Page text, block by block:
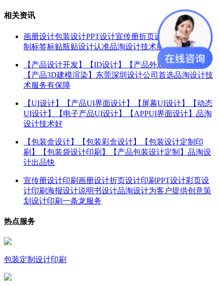
相关资讯
画册设计包装设计PPT设计宣传册折页设计印刷包装定
制标签标贴瓶贴设计认准品淘设计技术服务有保障
【产品设计开发】【ID设计】【产品外观结构设计】
【产品3D建模渲染】东莞深圳设计公司首选品淘设计技
术服务有保障
【UI设计】【产品UI界面设计】【屏幕UI设计】【动态
UI设计】【电子产品UI设计】【APPUI界面设计】品淘
设计技术好
【包装盒设计】【包装彩盒设计】【包装设计定制印
刷】【包装袋设计印刷】【产品包装设计定制】品淘设
计出品快
宣传册设计印刷画册设计折页设计印刷PPT设计彩页设
计印刷海报设计说明书设计品淘设计为客户提供创意策
划设计印刷一条龙服务
热点服务
包装定制设计印刷